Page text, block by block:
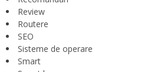
Review
Routere
SEO
Sisteme de operare
Smart